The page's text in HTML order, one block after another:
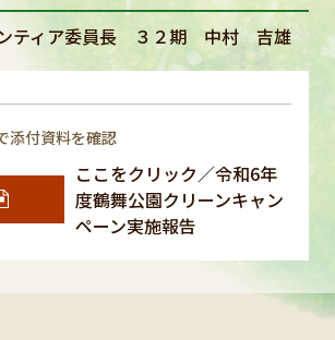
ティア委員長 ３２期 中村 吉雄
添付資料を確認
ここをクリック／令和6年
度鶴舞公園クリーンキャン
ペーン実施報告